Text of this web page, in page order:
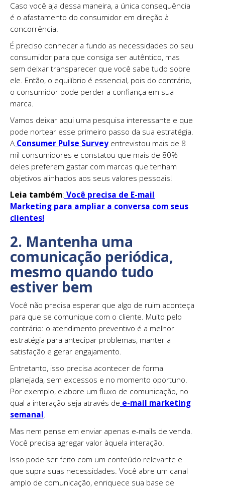
Caso você aja dessa maneira, a única consequência
é o afastamento do consumidor em direção à
concorrência.
É preciso conhecer a fundo as necessidades do seu
consumidor para que consiga ser autêntico, mas
sem deixar transparecer que você sabe tudo sobre
ele. Então, o equilíbrio é essencial, pois do contrário,
o consumidor pode perder a confiança em sua
marca.
Vamos deixar aqui uma pesquisa interessante e que
pode nortear esse primeiro passo da sua estratégia.
A Consumer Pulse Survey entrevistou mais de 8
mil consumidores e constatou que mais de 80%
deles preferem gastar com marcas que tenham
objetivos alinhados aos seus valores pessoais!
Leia também: Você precisa de E-mail
Marketing para ampliar a conversa com seus
clientes!
2. Mantenha uma
comunicação periódica,
mesmo quando tudo
estiver bem
Você não precisa esperar que algo de ruim aconteça
para que se comunique com o cliente. Muito pelo
contrário: o atendimento preventivo é a melhor
estratégia para antecipar problemas, manter a
satisfação e gerar engajamento.
Entretanto, isso precisa acontecer de forma
planejada, sem excessos e no momento oportuno.
Por exemplo, elabore um fluxo de comunicação, no
qual a interação seja através de e-mail marketing
semanal.
Mas nem pense em enviar apenas e-mails de venda.
Você precisa agregar valor àquela interação.
Isso pode ser feito com um conteúdo relevante e
que supra suas necessidades. Você abre um canal
amplo de comunicação, enriquece sua base de